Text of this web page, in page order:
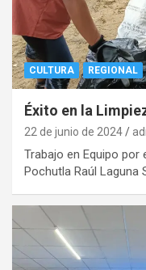
CULTURA REGIONAL
Éxito en la
22 de junio de 2024
Trabajo en Equipo por
Pochutla Raúl Laguna